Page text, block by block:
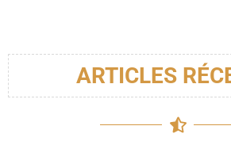
ARTICLES